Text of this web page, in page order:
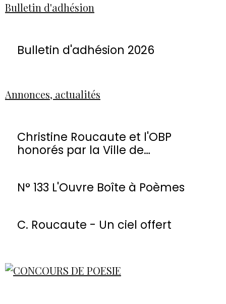
Bulletin d'adhésion
Bulletin d'adhésion 2026
Annonces, actualités
Christine Roucaute et l'OBP
honorés par la Ville de
N° 133 L'Ouvre Boîte à Poèmes
C. Roucaute - Un ciel offert